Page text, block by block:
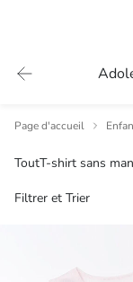
Page d'accueil
ToutT-shirt sans
Filtrer et Trier